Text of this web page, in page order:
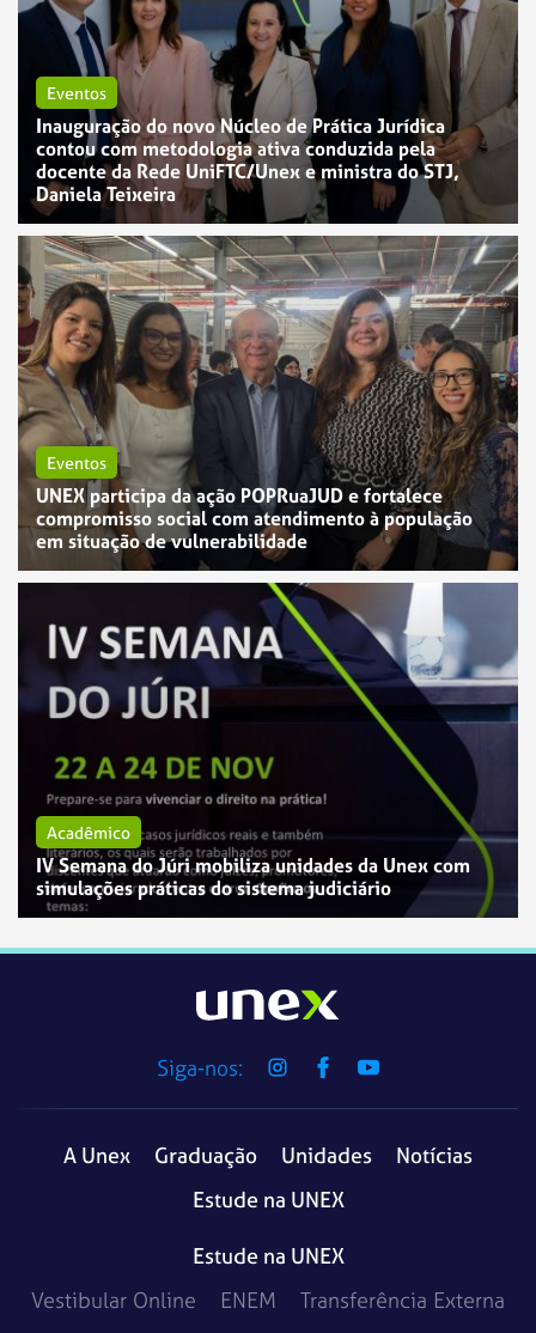
Eventos
Inauguração do novo Núcleo de Prática Jurídica
contou com metodologia ativa conduzida pela
docente da Rede UniFTC/Unex e ministra do STJ,
Daniela Teixeira
Eventos
UNEX participa da ação POPRuaJUD e fortalece
compromisso social com atendimento à população
em situação de vulnerabilidade
Acadêmico
IV Semana do Júri mobiliza unidades da Unex com
simulações práticas do sistema judiciário
Siga-nos:
A Unex Graduação Unidades
Notícias
Estude na UNEX
Estude na UNEX
Vestibular Online
ENEM
Transferência Externa